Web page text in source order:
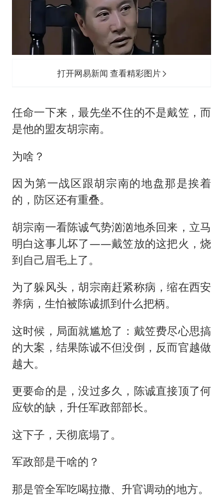
打开网易新闻 查看精彩图片
任命一下来，最先坐不住的不是戴笠，而
是他的盟友胡宗南。
为啥？
因为第一战区跟胡宗南的地盘那是挨着
的，防区还有重叠。
胡宗南一看陈诚气势汹汹地杀回来，立马
明白这事儿坏了——戴笠放的这把火，烧
到自己眉毛上了。
为了躲风头，胡宗南赶紧称病，缩在西安
养病，生怕被陈诚抓到什么把柄。
这时候，局面就尴尬了：戴笠费尽心思搞
的大案，结果陈诚不但没倒，反而官越做
越大。
更要命的是，没过多久，陈诚直接顶了何
应钦的缺，升任军政部部长。
这下子，天彻底塌了。
军政部是干啥的？
那是管全军吃喝拉撒、升官调动的地方。